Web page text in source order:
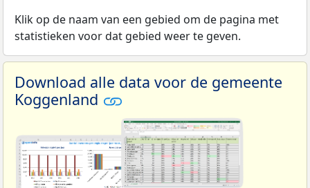
Klik op de naam van een gebied om de pagina met
statistieken voor dat gebied weer te geven.
Download alle data voor de gemeente
Koggenland